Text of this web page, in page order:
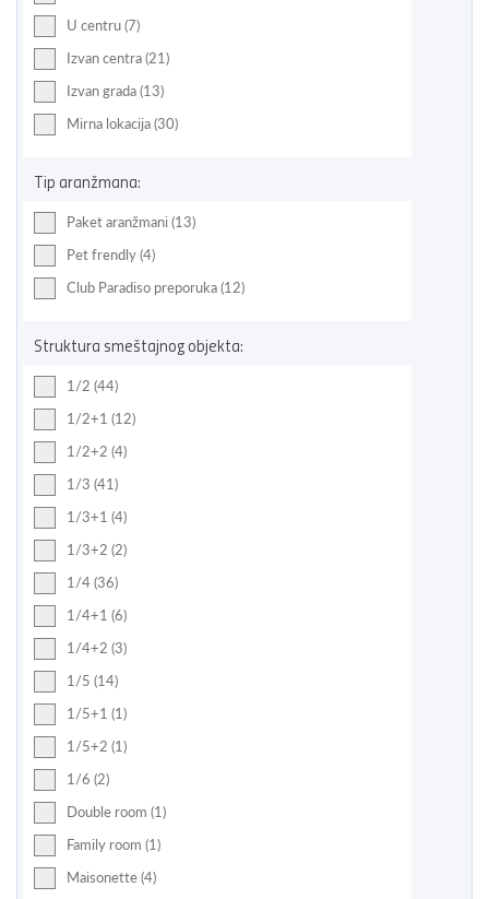
U centru (7)
Izvan centra (21)
Izvan grada (13)
Mirna lokacija (30)
Tip aranžmana:
Paket aranžmani (13)
Pet frendly (4)
Club Paradiso preporuka (12)
Struktura smeštajnog objekta:
1/2 (44)
1/2+1 (12)
1/2+2 (4)
1/3 (41)
1/3+1 (4)
1/3+2 (2)
1/4 (36)
1/4+1 (6)
1/4+2 (3)
1/5 (14)
1/5+1 (1)
1/5+2 (1)
1/6 (2)
Double room (1)
Family room (1)
Maisonette (4)